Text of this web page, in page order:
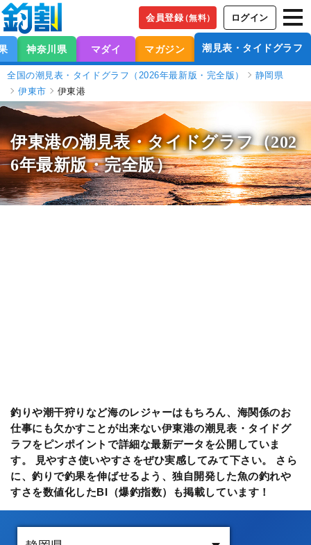
会員登録（無料） ログイン
神奈川県 マダイ マガジン 潮見表・タイドグラフ
全国の潮見表・タイドグラフ（2026年最新版・完全版）
静岡県
伊東市
伊東港
伊東港の潮見表・タイドグラフ（202
6年最新版・完全版）
釣りや潮干狩りなど海のレジャーはもちろん、海関係のお
仕事にも欠かすことが出来ない伊東港の潮見表・タイドグ
ラフをピンポイントで詳細な最新データを公開していま
す。 見やすさ使いやすさをぜひ実感してみて下さい。 さら
に、釣りで釣果を伸ばせるよう、独自開発した魚の釣れや
すさを数値化したBI（爆釣指数）も掲載しています！